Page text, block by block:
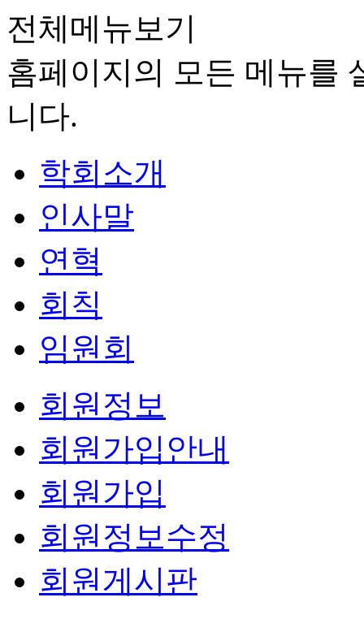
전체메뉴보기
홈페이지의 모든 메뉴를
니다.
학회소개
인사말
연혁
회칙
임원회
회원정보
회원가입안내
회원가입
회원정보수정
회원게시판